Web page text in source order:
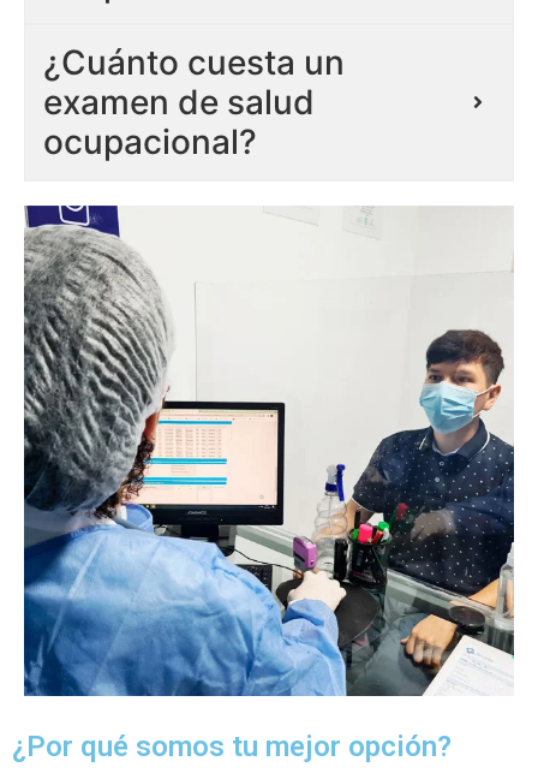
¿Cuánto cuesta un
examen de salud
ocupacional?
¿Por qué somos tu mejor opción?